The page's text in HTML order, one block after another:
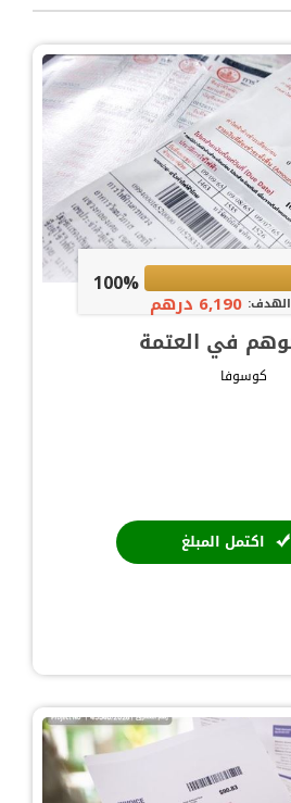
100%
الهدف: 6,190 درهم
في العتمة
كوسوفا
اكتمل المبلغ